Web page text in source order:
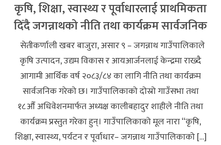
कृषि, शिक्षा, स्वास्थ्य र पूर्वाधारलाई प्राथमिकता
दिँदै जगन्नाथको नीति तथा कार्यक्रम सार्वजनिक
सेतीकर्णाली खबर बाजुरा, असार ९ – जगन्नाथ गाउँपालिकाले
कृषि उत्पादन, उद्यम विकास र आयआर्जनलाई केन्द्रमा राख्दै
आगामी आर्थिक वर्ष २०८३/८४ का लागि नीति तथा कार्यक्रम
सार्वजनिक गरेको छ। गाउँपालिकाको दोस्रो गाउँसभा तथा
१८औँ अधिवेशनमार्फत अध्यक्ष कालीबहादुर शाहीले नीति तथा
कार्यक्रम प्रस्तुत गरेका हुन्। गाउँपालिकाको मूल नारा “कृषि,
शिक्षा, स्वास्थ्य, पर्यटन र पूर्वाधार– जगन्नाथ गाउँपालिकाको […]